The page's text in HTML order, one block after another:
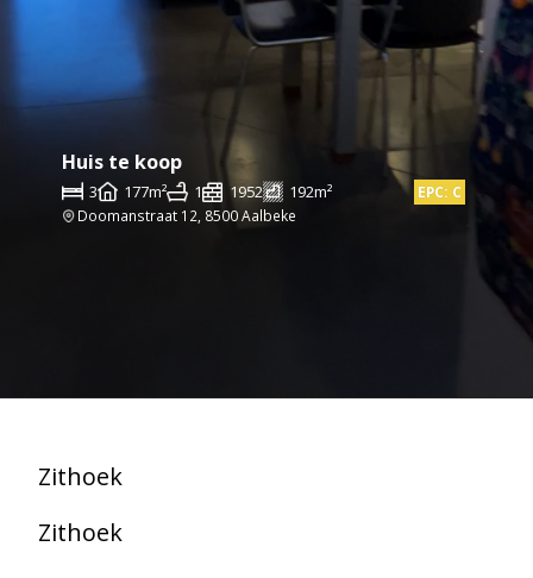
Huis te koop
3 177m² 1 1952 192m²
EPC: C
Doomanstraat 12, 8500 Aalbeke
Zithoek
Zithoek